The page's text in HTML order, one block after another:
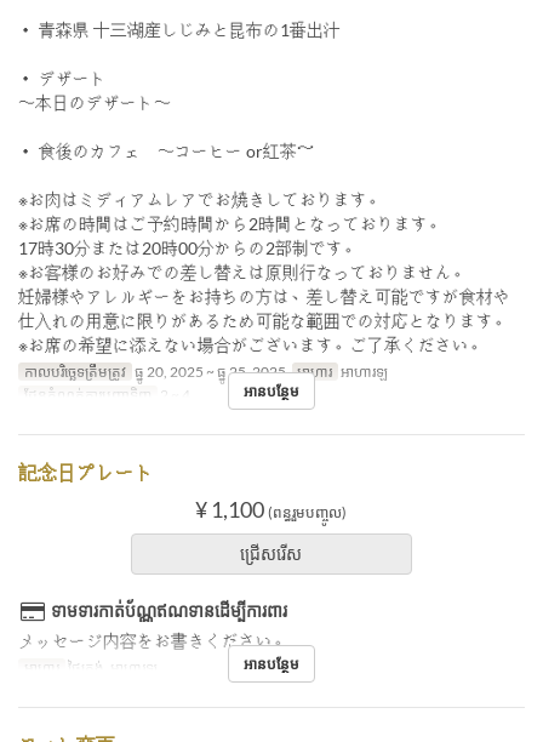
・ 青森県 十三湖産しじみと昆布の1番出汁
・ デザート
〜本日のデザート〜
・ 食後のカフェ 〜コーヒー or紅茶～
※お肉はミディアムレアでお焼きしております。
※お席の時間はご予約時間から2時間となっております。
17時30分または20時00分からの2部制です。
※お客様のお好みでの差し替えは原則行なっておりません。
妊婦様やアレルギーをお持ちの方は、差し替え可能ですが食材や
仕入れの用意に限りがあるため可能な範囲での対応となります。
※お席の希望に添えない場合がございます。ご了承ください。
កាលបរិច្ឆេទត្រឹមត្រូវ ធ្នូ 20, 2025 ~ ធ្នូ 25, 2025 អាហារ អាហារឡ
ដែនកំណត់ការបញ្ជាទិញ
2 ~ 4 អានបន្ថែម
記念日プレート
¥ 1,100 (ពន្ធរួមបញ្ចូល)
ជ្រើសរើស
ទាមទារកាត់ប័ណ្ណឥណទានដើម្បីការពារ
メッセージ内容をお書きください。
អាហារ ថ្ងៃត្រង់, អាហារឡ អានបន្ថែម